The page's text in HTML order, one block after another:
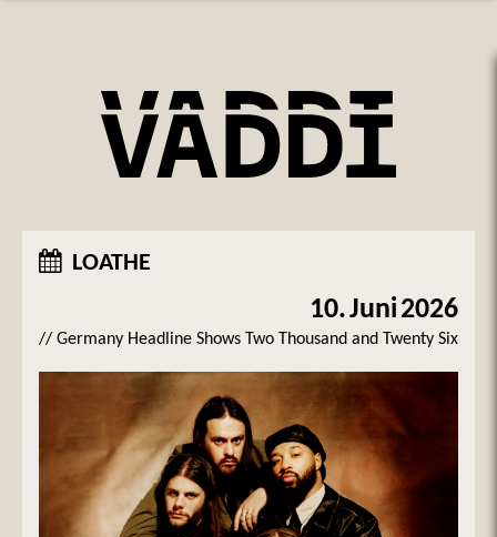
LOATHE
10.Juni2026
// Germany Headline Shows Two Thousand and Twenty Six